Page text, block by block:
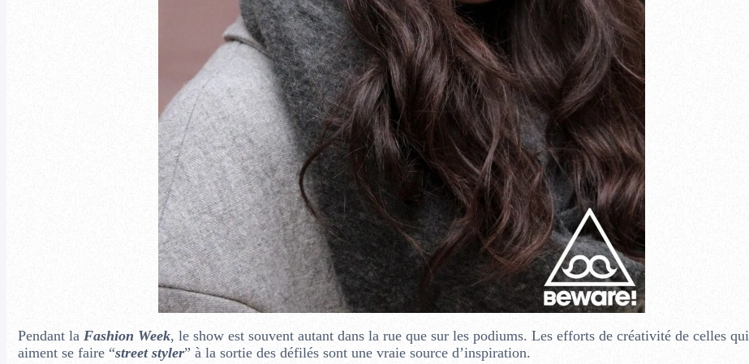
Pendant la Fashion Week, le show est souvent autant dans la rue que sur les podiums. Les efforts de créativité de celles qui
aiment se faire “street styler” à la sortie des défilés sont une vraie source d’inspiration.